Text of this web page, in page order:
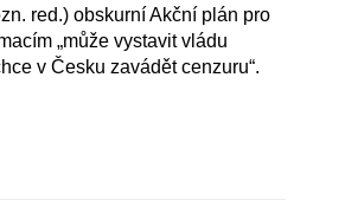
red.) obskurní Akční plán pro
„může vystavit vládu
v Česku zavádět cenzuru“.